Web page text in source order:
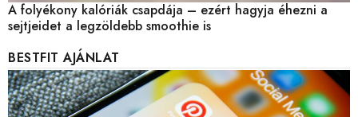
A folyékony kalóriák csapdája – ezért hagyja éhezni a
sejtjeidet a legzöldebb smoothie is
BESTFIT AJÁNLAT